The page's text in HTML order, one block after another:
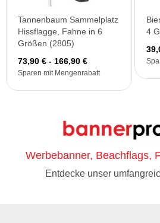
Tannenbaum Sammelplatz
Hissflagge, Fahne in 6
Größen (2805)
73,90 € - 166,90 €
Sparen mit Mengenrabatt
4
Werbebanner, Beachflags,
Entdecke unser